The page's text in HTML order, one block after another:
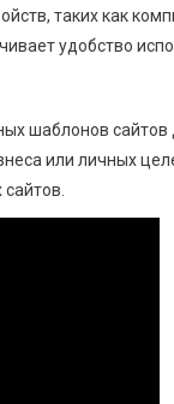
таких как
удобство
шаблонов
или личных